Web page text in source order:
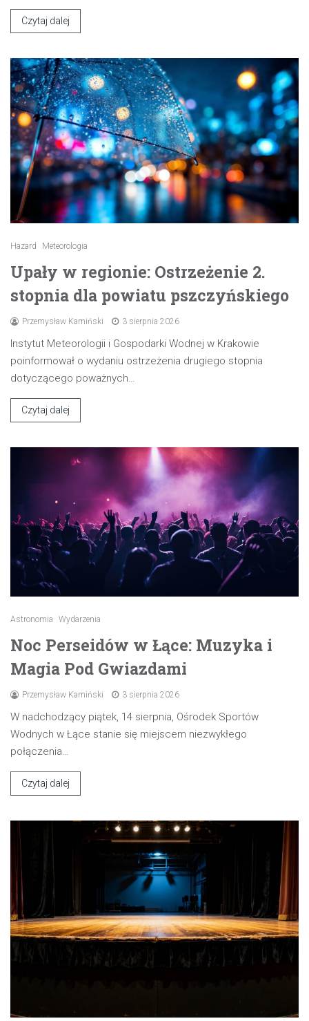
Czytaj dalej
Hazard Meteorologia
Upały w regionie: Ostrzeżenie 2.
stopnia dla powiatu pszczyńskiego
Przemysław Kamiński 3 sierpnia 2026
Instytut Meteorologii i Gospodarki Wodnej w Krakowie
poinformował o wydaniu ostrzeżenia drugiego stopnia
dotyczącego poważnych…
Czytaj dalej
Astronomia Wydarzenia
Noc Perseidów w Łące: Muzyka i
Magia Pod Gwiazdami
Przemysław Kamiński 3 sierpnia 2026
W nadchodzący piątek, 14 sierpnia, Ośrodek Sportów
Wodnych w Łące stanie się miejscem niezwykłego
połączenia…
Czytaj dalej